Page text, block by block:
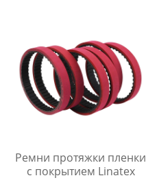
Ремни протяжки пленки
с покрытием Linatex